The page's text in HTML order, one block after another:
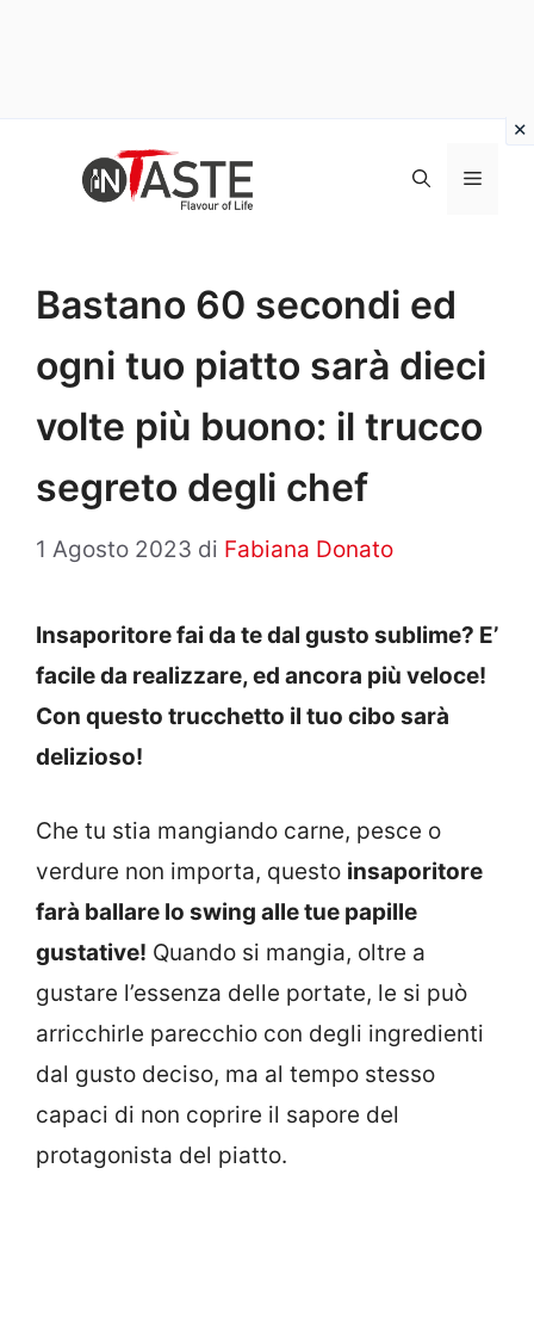
Menu
Bastano 60 secondi ed
ogni tuo piatto sarà dieci
volte più buono: il trucco
segreto degli chef
1 Agosto 2023 di Fabiana Donato
Insaporitore fai da te dal gusto sublime? E’
facile da realizzare, ed ancora più veloce!
Con questo trucchetto il tuo cibo sarà
delizioso!
Che tu stia mangiando carne, pesce o
verdure non importa, questo insaporitore
farà ballare lo swing alle tue papille
gustative! Quando si mangia, oltre a
gustare l’essenza delle portate, le si può
arricchirle parecchio con degli ingredienti
dal gusto deciso, ma al tempo stesso
capaci di non coprire il sapore del
protagonista del piatto.